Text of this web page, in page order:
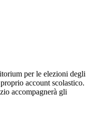
per le elezioni degli
account scolastico.
accompagnerà gli